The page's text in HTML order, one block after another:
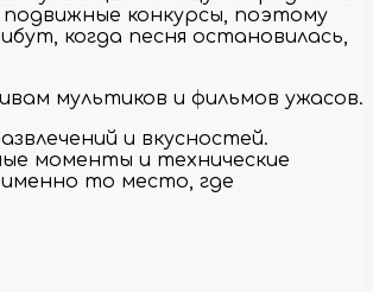
конкурсы, поэтому
когда песня остановилась,
мультиков и фильмов ужасов.
и вкусностей.
моменты и технические
то место, где